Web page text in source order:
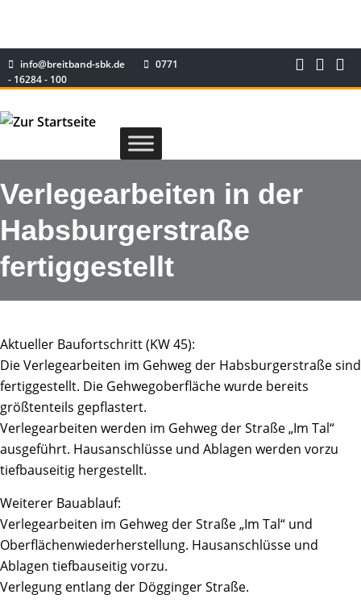
info@breitband-sbk.de
0771
- 16284 - 100
Verlegearbeiten in der
Habsburgerstraße
fertiggestellt
Aktueller Baufortschritt (KW 45):
Die Verlegearbeiten im Gehweg der Habsburgerstraße sind
fertiggestellt. Die Gehwegoberfläche wurde bereits
größtenteils gepflastert.
Verlegearbeiten werden im Gehweg der Straße „Im Tal“
ausgeführt. Hausanschlüsse und Ablagen werden vorzu
tiefbauseitig hergestellt.
Weiterer Bauablauf:
Verlegearbeiten im Gehweg der Straße „Im Tal“ und
Oberflächenwiederherstellung. Hausanschlüsse und
Ablagen tiefbauseitig vorzu.
Verlegung entlang der Dögginger Straße.